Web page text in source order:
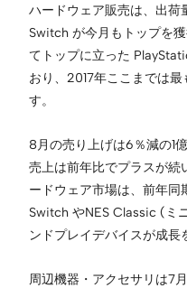
ハードウェア販売は、出
Switch が今月もトップを
てトップに立った
おり、2017年ここまでは
す。
8月の売り上げは6％減の1
売上は前年比でプラスが続
ードウェア市場は、前年同
Switch やNES Classic (ミ
ンドプレイデバイスが成長
周辺機器・アクセサリは7